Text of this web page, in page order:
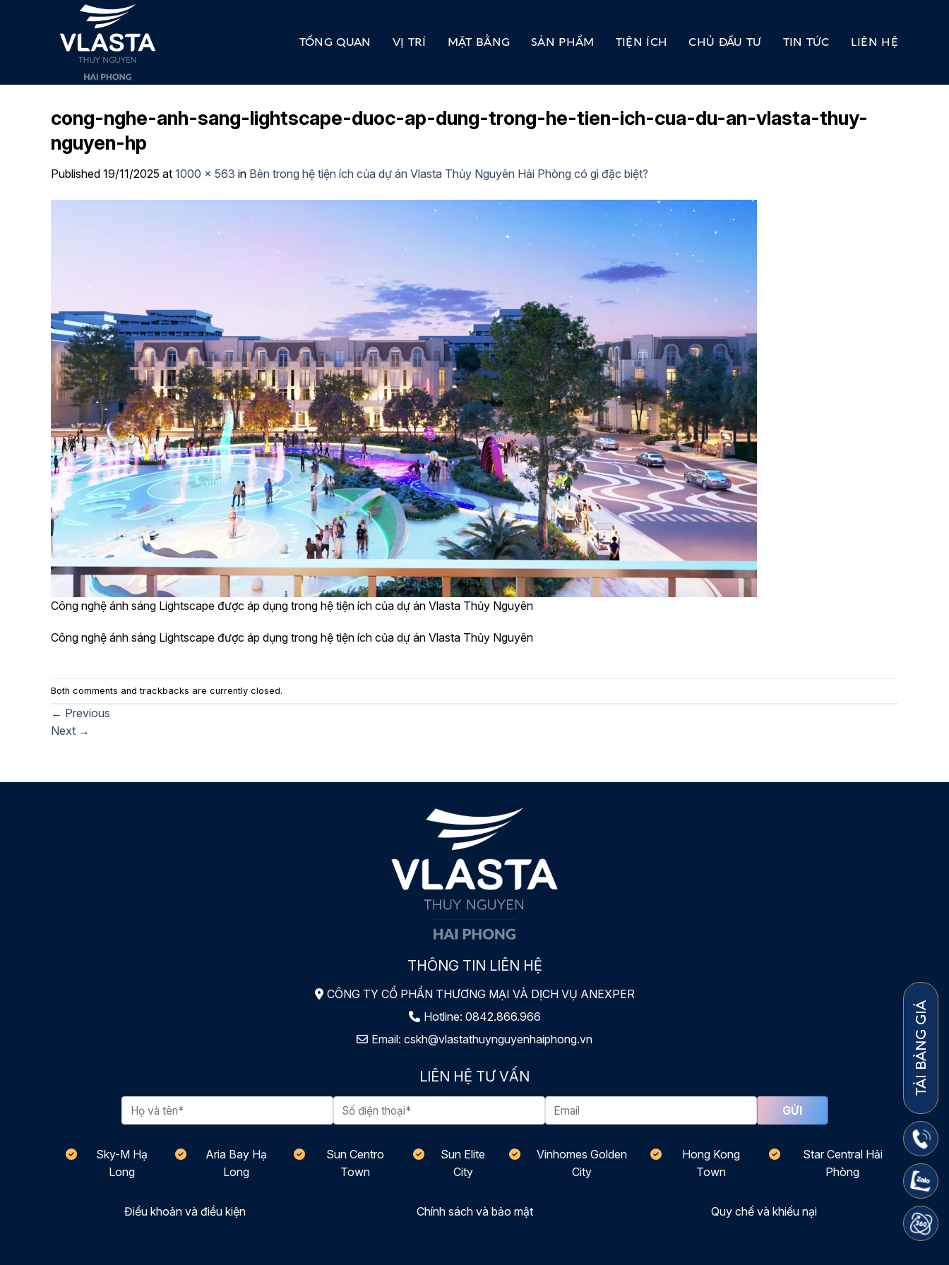
TỔNG QUAN VỊ TRÍ MẶT BẰNG SẢN PHẨM TIỆN ÍCH CHỦ ĐẦU TƯ TIN TỨC LIÊN HỆ
cong-nghe-anh-sang-lightscape-duoc-ap-dung-trong-he-tien-ich-cua-du-an-vlasta-thuy-
nguyen-hp
Published 19/11/2025 at 1000 × 563 in Bên trong hệ tiện ích của dự án Vlasta Thủy Nguyên Hải Phòng có gì đặc biệt?
Công nghệ ánh sáng Lightscape được áp dụng trong hệ tiện ích của dự án Vlasta Thủy Nguyên
Công nghệ ánh sáng Lightscape được áp dụng trong hệ tiện ích của dự án Vlasta Thủy Nguyên
Both comments and trackbacks are currently closed.
← Previous
Next →
THÔNG TIN LIÊN HỆ
CÔNG TY CỔ PHẦN THƯƠNG MẠI VÀ DỊCH VỤ ANEXPER
Hotline: 0842.866.966
Email: cskh@vlastathuynguyenhaiphong.vn
LIÊN HỆ TƯ VẤN
Sky-M Hạ
Long
Aria Bay Hạ
Long
Sun Centro
Town
Sun Elite
City
Vinhomes Golden
City
Hong Kong
Town
Star Central Hải
Phòng
Điều khoản và điều kiện Chính sách và bảo mật Quy chế và khiếu nại
TẢI BẢNG GIÁ